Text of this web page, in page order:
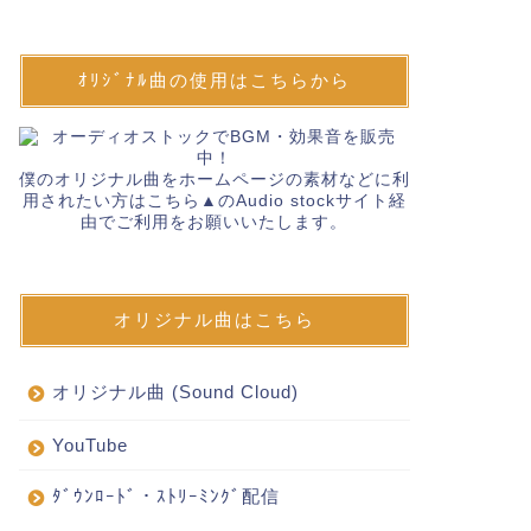
ｵﾘｼﾞﾅﾙ曲の使用はこちらから
僕のオリジナル曲をホームページの素材などに利
用されたい方はこちら▲のAudio stockサイト経
由でご利用をお願いいたします。
オリジナル曲はこちら
オリジナル曲 (Sound Cloud)
YouTube
ﾀﾞｳﾝﾛｰﾄﾞ・ｽﾄﾘｰﾐﾝｸﾞ配信